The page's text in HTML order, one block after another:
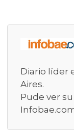
Diario líder
Aires.
Pude ver